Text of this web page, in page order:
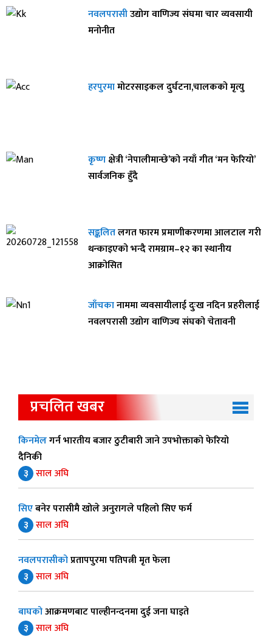
नवलपरासीउद्योग वाणिज्य संघमा चार व्यवसायी
मनोनीत
हरपुरमामोटरसाइकल दुर्घटना,चालकको मृत्यु
कृष्णक्षेत्री ‘नेपालीमान्छे’को नयाँ गीत ‘मन फेरियो’
सार्वजनिक हुँदै
सङ्कलितलगत फारम प्रमाणीकरणमा आलटाल गरी
थन्काइएको भन्दै रामग्राम–१२ का स्थानीय
आक्रोसित
जाँचकानाममा व्यवसायीलाई दुःख नदिन प्रहरीलाई
नवलपरासी उद्योग वाणिज्य संघको चेतावनी
प्रचलित खबर
किनमेलगर्न भारतीय बजार ठुटीबारी जाने उपभोक्ताको फेरियो
दैनिकी
३ साल अघि
सिएबनेर परासीमै खोले अनुरागले पहिलो सिए फर्म
३ साल अघि
नवलपरासीकोप्रतापपुरमा पतिपत्नी मृत फेला
३ साल अघि
बाघकोआक्रमणबाट पाल्हीनन्दनमा दुई जना घाइते
३ साल अघि